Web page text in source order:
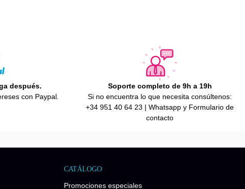
después.
con Paypal.
Soporte completo de 9h a 19h
Si no encuentra lo que necesita consúltenos:
+34 951 40 64 23 | Whatsapp y Formulario de
contacto
CATÁLOGO
Promociones especiales